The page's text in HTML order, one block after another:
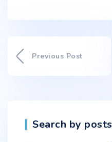
Previous Post
Search by posts